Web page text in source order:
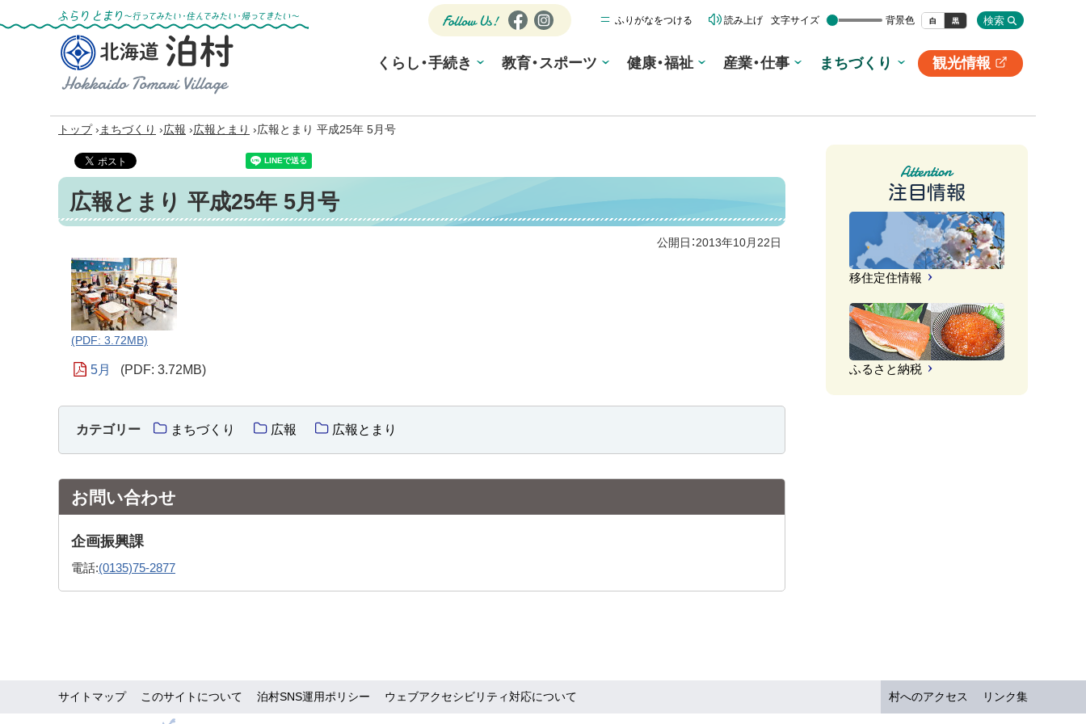
ふらりとまり～行ってみたい・住んでみた
い・帰ってきたい～
Village
公式SNS
Follow
Us!
Fa
bo
ok
Ins
ra
ふりがなをつける 読み上げ 文字サイズ 背景色 白 黒 検索
くらし・手続き 教育・スポーツ 健康・福祉 産業・仕事 まちづくり
観光情報
別
ト
トップ › まちづくり ›広報 ›広報とまり ›広報とまり 平成25年 5月号
広報とまり 平成25年 5月号
公開日：2013年10月22日
(PDF: 3.72MB)
5月 (PDF: 3.72MB)
カテゴリー まちづくり 広報 広報とまり
お問い合わせ
企画振興課
電話:(0135)75-2877
注目情報
移住定住情報
ふるさと納税
サイトマップ このサイトについて 泊村SNS運用ポリシー ウェブアクセシビリティ対応について 村へのアクセス リンク集